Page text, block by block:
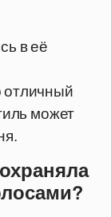
в её
отличный
может